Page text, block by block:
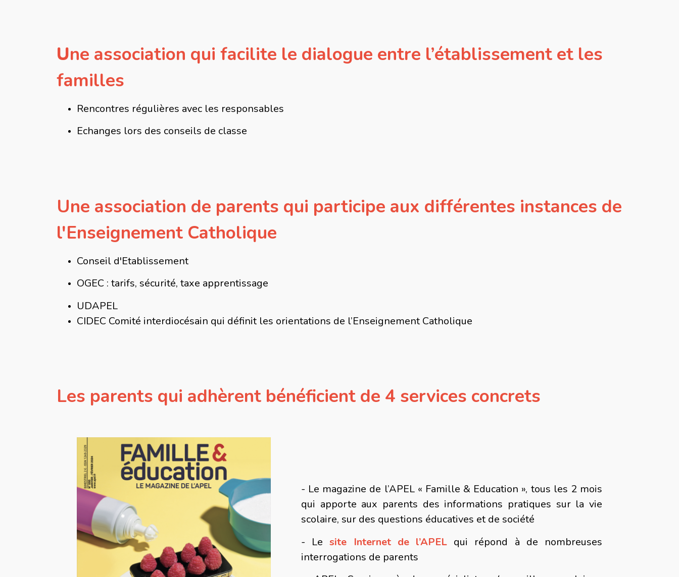
Une association qui facilite le dialogue entre l’établissement et les
familles
Rencontres régulières avec les responsables
Echanges lors des conseils de classe
Une association de parents qui participe aux différentes instances de
l'Enseignement Catholique
Conseil d'Etablissement
OGEC : tarifs, sécurité, taxe apprentissage
UDAPEL
CIDEC Comité interdiocésain qui définit les orientations de l’Enseignement Catholique
Les parents qui adhèrent bénéficient de 4 services concrets
- Le magazine de l’APEL « Famille & Education », tous les 2 mois
qui apporte aux parents des informations pratiques sur la vie
scolaire, sur des questions éducatives et de société
- Lesite Internet de l’APEL qui répond à de nombreuses
interrogations de parents